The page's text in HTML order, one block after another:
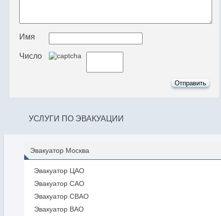
Имя
Число
УСЛУГИ ПО ЭВАКУАЦИИ
Эвакуатор Москва
Эвакуатор ЦАО
Эвакуатор САО
Эвакуатор СВАО
Эвакуатор ВАО